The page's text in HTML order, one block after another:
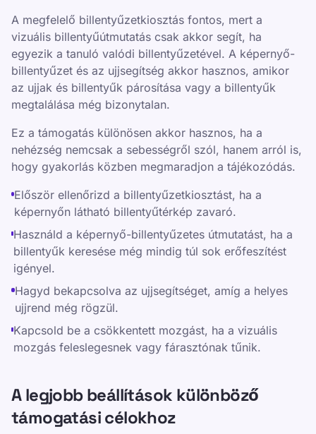
A megfelelő billentyűzetkiosztás fontos, mert a
vizuális billentyűútmutatás csak akkor segít, ha
egyezik a tanuló valódi billentyűzetével. A képernyő-
billentyűzet és az ujjsegítség akkor hasznos, amikor
az ujjak és billentyűk párosítása vagy a billentyűk
megtalálása még bizonytalan.
Ez a támogatás különösen akkor hasznos, ha a
nehézség nemcsak a sebességről szól, hanem arról is,
hogy gyakorlás közben megmaradjon a tájékozódás.
Először ellenőrizd a billentyűzetkiosztást, ha a
képernyőn látható billentyűtérkép zavaró.
Használd a képernyő-billentyűzetes útmutatást, ha a
billentyűk keresése még mindig túl sok erőfeszítést
igényel.
Hagyd bekapcsolva az ujjsegítséget, amíg a helyes
ujjrend még rögzül.
Kapcsold be a csökkentett mozgást, ha a vizuális
mozgás feleslegesnek vagy fárasztónak tűnik.
A legjobb beállítások különböző
támogatási célokhoz